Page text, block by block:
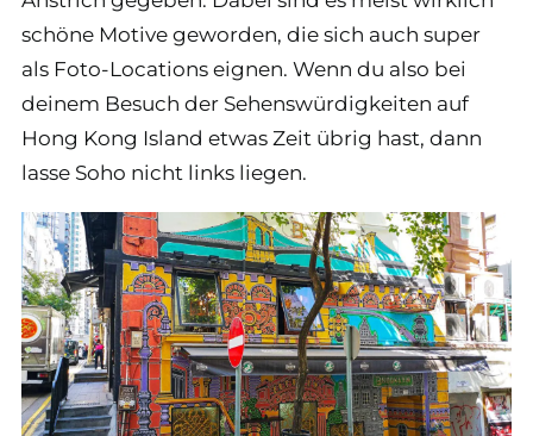
schöne Motive geworden, die sich auch super
als Foto-Locations eignen. Wenn du also bei
deinem Besuch der Sehenswürdigkeiten auf
Hong Kong Island etwas Zeit übrig hast, dann
lasse Soho nicht links liegen.